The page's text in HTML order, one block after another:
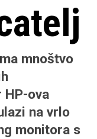
mnoštvo
ova
na vrlo
monitora s